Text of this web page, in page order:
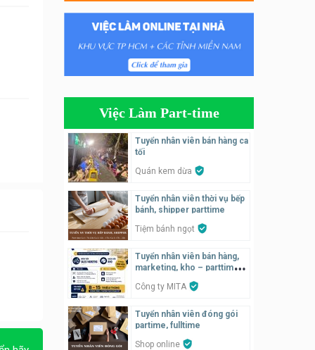
GÀ GÔ FASTFOOD
Tuyển nhân viên bán hàng
parttime
tiệm trà sữa
TRÀ SỮA THÁI LAN
hàng tiệm bánh ngọt
Tuyển nhân viên pha chế,
phục vụ bàn
SNACK BAR NHẬT
Tuyển quản lý, kế toán ca,
bếp, bếp chính lương cao
Nhà hàng Phố Men Chill
Việc Làm Part-time
Tuyển nhân viên bán hàng ca
tối
Quán kem dừa
Tuyển nhân viên thời vụ bếp
bánh, shipper parttime
Tiệm bánh ngọt
Tuyển nhân viên bán hàng,
marketing, kho – parttime,
Công ty MITA
Tuyển nhân viên đóng gói
partime, fulltime
Shop online